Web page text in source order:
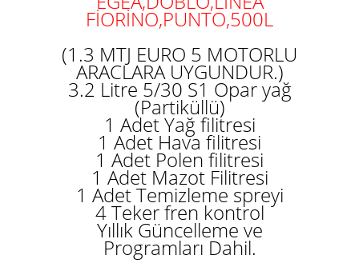
FİORİNO,PUNTO,500L
(1.3 MTJ EURO 5 MOTORLU
ARACLARA UYGUNDUR.)
3.2 Litre 5/30 S1 Opar yağ
(Partiküllü)
1 Adet Yağ filitresi
1 Adet Hava filitresi
1 Adet Polen filitresi
1 Adet Mazot Filitresi
1 Adet Temizleme spreyi
4 Teker fren kontrol
Yıllık Güncelleme ve
Programları Dahil.